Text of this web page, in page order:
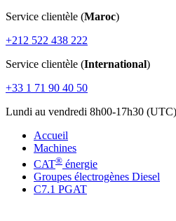
Service clientèle (Maroc)
+212 522 438 222
Service clientèle (International)
+33 1 71 90 40 50
Lundi au vendredi 8h00-17h30 (UTC)
Accueil
Machines
CAT® énergie
Groupes électrogènes Diesel
C7.1 PGAT